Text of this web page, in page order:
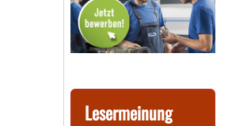
Lesermeinung